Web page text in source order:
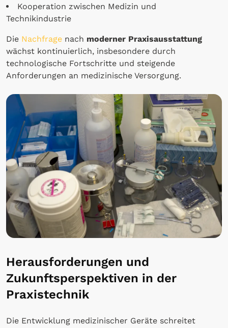
Kooperation zwischen Medizin und
Technikindustrie
Die Nachfrage nach moderner Praxisausstattung
wächst kontinuierlich, insbesondere durch
technologische Fortschritte und steigende
Anforderungen an medizinische Versorgung.
Herausforderungen und
Zukunftsperspektiven in der
Praxistechnik
Die Entwicklung medizinischer Geräte schreitet